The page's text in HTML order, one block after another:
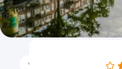
هتل نووتل وینتیج پارک پوکت